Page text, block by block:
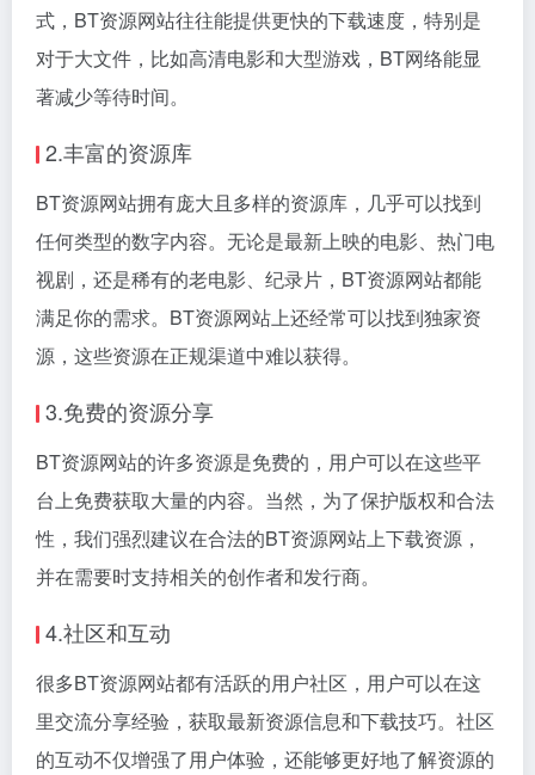
式，BT资源网站往往能提供更快的下载速度，特别是
对于大文件，比如高清电影和大型游戏，BT网络能显
著减少等待时间。
2.丰富的资源库
BT资源网站拥有庞大且多样的资源库，几乎可以找到
任何类型的数字内容。无论是最新上映的电影、热门电
视剧，还是稀有的老电影、纪录片，BT资源网站都能
满足你的需求。BT资源网站上还经常可以找到独家资
源，这些资源在正规渠道中难以获得。
3.免费的资源分享
BT资源网站的许多资源是免费的，用户可以在这些平
台上免费获取大量的内容。当然，为了保护版权和合法
性，我们强烈建议在合法的BT资源网站上下载资源，
并在需要时支持相关的创作者和发行商。
4.社区和互动
很多BT资源网站都有活跃的用户社区，用户可以在这
里交流分享经验，获取最新资源信息和下载技巧。社区
的互动不仅增强了用户体验，还能够更好地了解资源的